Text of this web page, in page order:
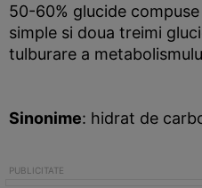
50-60% glucide
simple si doua treimi
tulburare a
Sinonime: hidrat de